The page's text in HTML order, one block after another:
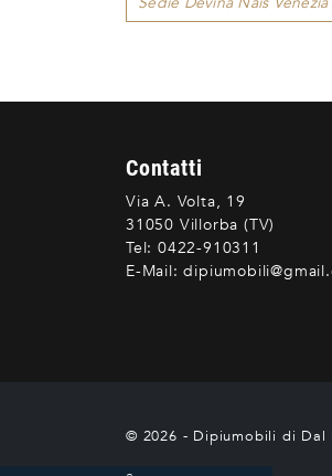
Contatti
Via A. Volta, 19
31050 Villorba (TV)
Tel: 0422-910311
E-Mail:
© 2026 - Dipiumobili di Dal